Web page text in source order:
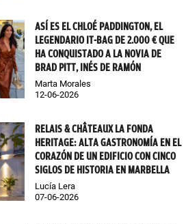
ASÍ ES EL CHLOÉ PADDINGTON, EL
LEGENDARIO IT-BAG DE 2.000 € QUE
HA CONQUISTADO A LA NOVIA DE
BRAD PITT, INÉS DE RAMÓN
Marta Morales
12-06-2026
RELAIS & CHÂTEAUX LA FONDA
HERITAGE: ALTA GASTRONOMÍA EN EL
CORAZÓN DE UN EDIFICIO CON CINCO
SIGLOS DE HISTORIA EN MARBELLA
Lucía Lera
07-06-2026